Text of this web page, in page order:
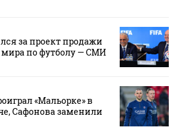
за проект продажи
по футболу — СМИ
«Мальорке» в
Сафонова заменили